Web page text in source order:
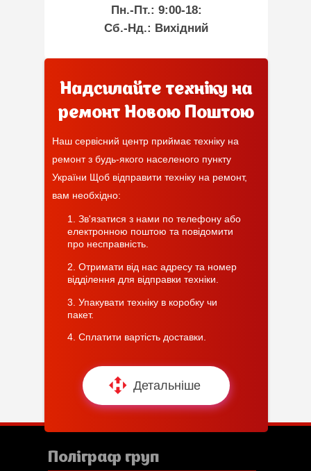
Пн.-Пт.: 9:00-18:
Сб.-Нд.: Вихідний
Надсилайте техніку на
ремонт Новою Поштою
Наш сервісний центр приймає техніку на
ремонт з будь-якого населеного пункту
України Щоб відправити техніку на ремонт,
вам необхідно:
1. Зв'язатися з нами по телефону або
електронною поштою та повідомити
про несправність.
2. Отримати від нас адресу та номер
відділення для відправки техніки.
3. Упакувати техніку в коробку чи
пакет.
4. Сплатити вартість доставки.
Детальніше
Поліграф груп